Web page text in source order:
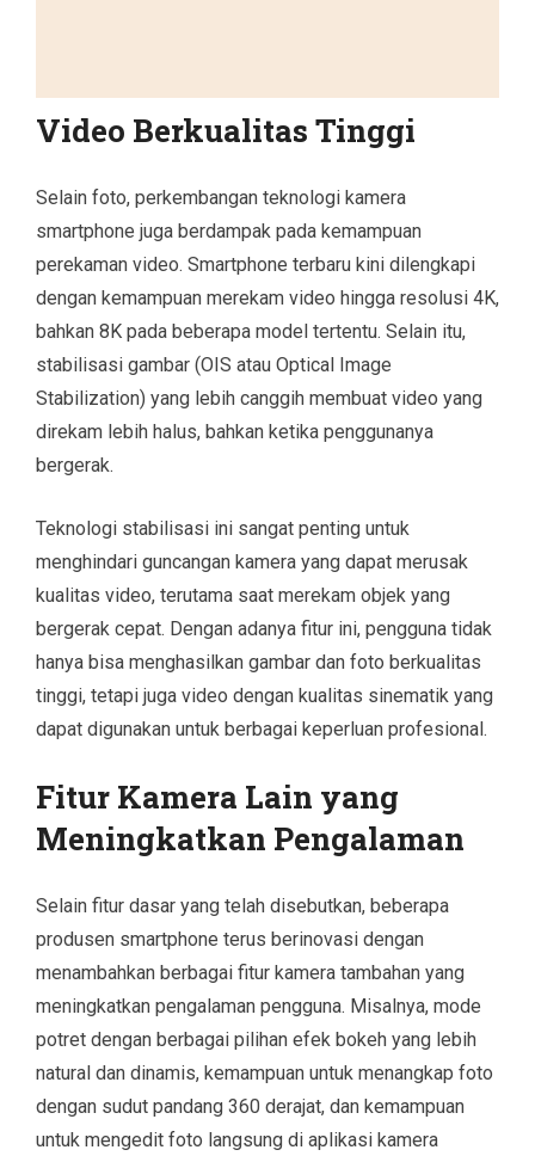
Video Berkualitas Tinggi
Selain foto, perkembangan teknologi kamera
smartphone juga berdampak pada kemampuan
perekaman video. Smartphone terbaru kini dilengkapi
dengan kemampuan merekam video hingga resolusi 4K,
bahkan 8K pada beberapa model tertentu. Selain itu,
stabilisasi gambar (OIS atau Optical Image
Stabilization) yang lebih canggih membuat video yang
direkam lebih halus, bahkan ketika penggunanya
bergerak.
Teknologi stabilisasi ini sangat penting untuk
menghindari guncangan kamera yang dapat merusak
kualitas video, terutama saat merekam objek yang
bergerak cepat. Dengan adanya fitur ini, pengguna tidak
hanya bisa menghasilkan gambar dan foto berkualitas
tinggi, tetapi juga video dengan kualitas sinematik yang
dapat digunakan untuk berbagai keperluan profesional.
Fitur Kamera Lain yang
Meningkatkan Pengalaman
Selain fitur dasar yang telah disebutkan, beberapa
produsen smartphone terus berinovasi dengan
menambahkan berbagai fitur kamera tambahan yang
meningkatkan pengalaman pengguna. Misalnya, mode
potret dengan berbagai pilihan efek bokeh yang lebih
natural dan dinamis, kemampuan untuk menangkap foto
dengan sudut pandang 360 derajat, dan kemampuan
untuk mengedit foto langsung di aplikasi kamera